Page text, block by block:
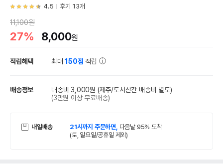
4.5 후기 13개
11,100원
27% 8,000원
적립혜택 최대150점 적립
배송정보 배송비 3,000원 (제주/도서산간 배송비 별도)
(3만원 이상 무료배송)
내일배송 21시까지 주문하면, 다음날 95% 도착
(토, 일요일/공휴일 제외)